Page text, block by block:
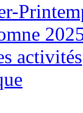
activités